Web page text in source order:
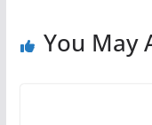
You May